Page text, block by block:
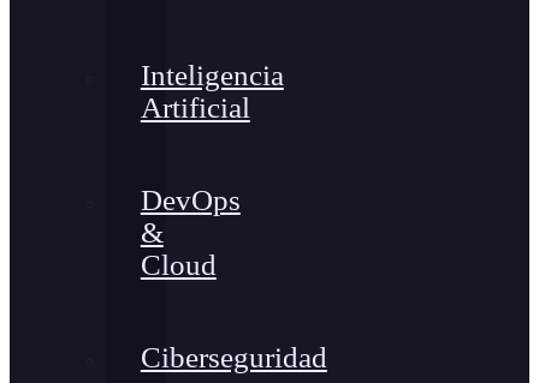
Inteligencia
Artificial
DevOps
&
Cloud
Ciberseguridad